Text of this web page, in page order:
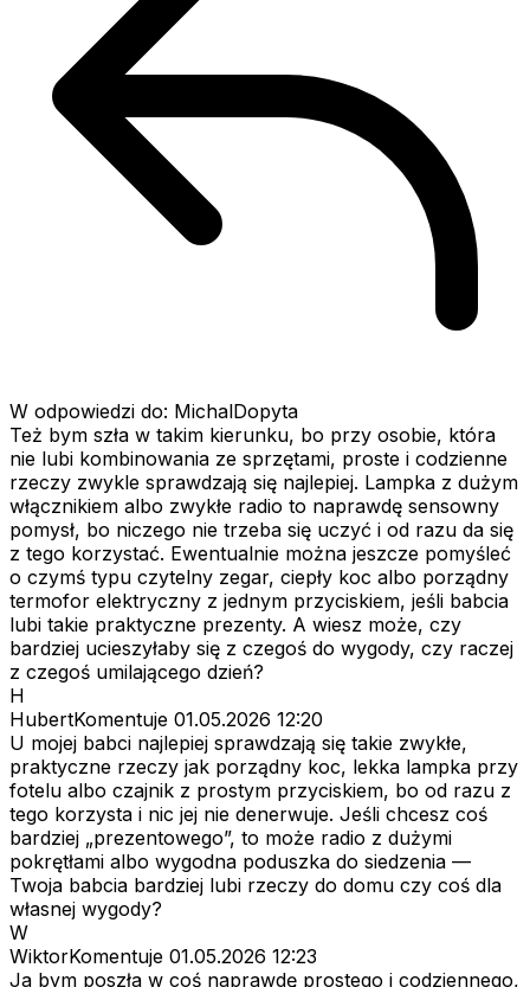
W odpowiedzi do: MichalDopyta
Też bym szła w takim kierunku, bo przy osobie, która
nie lubi kombinowania ze sprzętami, proste i codzienne
rzeczy zwykle sprawdzają się najlepiej. Lampka z dużym
włącznikiem albo zwykłe radio to naprawdę sensowny
pomysł, bo niczego nie trzeba się uczyć i od razu da się
z tego korzystać. Ewentualnie można jeszcze pomyśleć
o czymś typu czytelny zegar, ciepły koc albo porządny
termofor elektryczny z jednym przyciskiem, jeśli babcia
lubi takie praktyczne prezenty. A wiesz może, czy
bardziej ucieszyłaby się z czegoś do wygody, czy raczej
z czegoś umilającego dzień?
H
HubertKomentuje 01.05.2026 12:20
U mojej babci najlepiej sprawdzają się takie zwykłe,
praktyczne rzeczy jak porządny koc, lekka lampka przy
fotelu albo czajnik z prostym przyciskiem, bo od razu z
tego korzysta i nic jej nie denerwuje. Jeśli chcesz coś
bardziej „prezentowego”, to może radio z dużymi
pokrętłami albo wygodna poduszka do siedzenia —
Twoja babcia bardziej lubi rzeczy do domu czy coś dla
własnej wygody?
W
WiktorKomentuje 01.05.2026 12:23
Ja bym poszła w coś naprawdę prostego i codziennego,